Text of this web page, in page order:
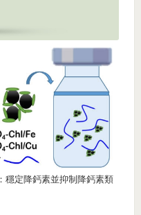
穩定降鈣素並抑制降鈣素類